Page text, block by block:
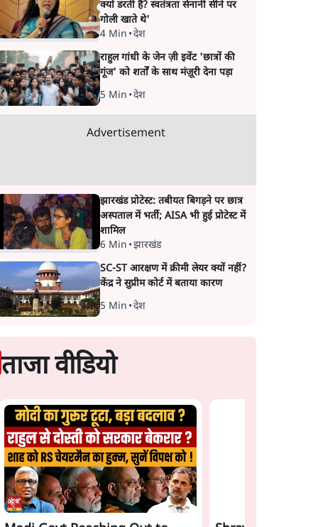
क्यों डरती हैं? स्वतंत्रता सेनानी सीने पर
गोली खाते थे'
4 Min •देश
राहुल गांधी के जेन ज़ी इवेंट 'छात्रों की
गूंज' को शर्तों के साथ मंज़ूरी देना पड़ा
5 Min •देश
Advertisement
झारखंड प्रोटेस्ट: तबीयत बिगड़ने पर छात्र
अस्पताल में भर्ती; AISA भी हुई प्रोटेस्ट में
शामिल
6 Min •झारखंड
SC-ST आरक्षण में क्रीमी लेयर क्यों नहीं?
केंद्र ने सुप्रीम कोर्ट में बताया कारण
5 Min •देश
ताजा वीडियो